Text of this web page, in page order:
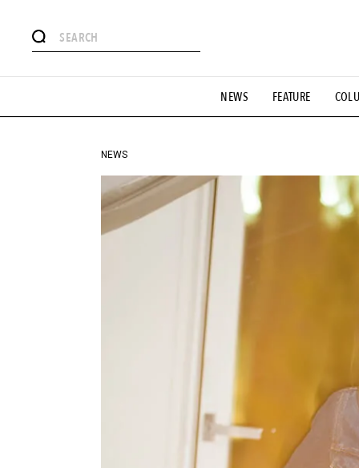
NEWS FEATURE
#憧れの逸品 #ESSENTIAL
#GH 銘品の所以 #フイナムのYouTube #Commune H
#HANDSOME HANDBOOK
NEWS